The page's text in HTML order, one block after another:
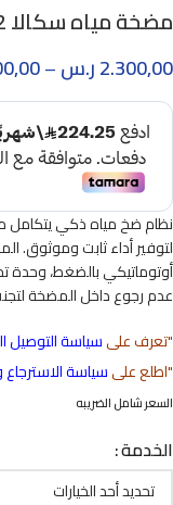
مضخة مياه سكالا 2 [ ¾ حصان ] + غطاء حماية مجاني
2.300,00ر.س–
لتوفير أداء ثابت وموثوق.
عدم رجوع داخل المضخة
"تعرف علىسياسة التوصيل
"اطلع علىسياسة الاسترجاع
السعر شامل الضريبه
الخدمة